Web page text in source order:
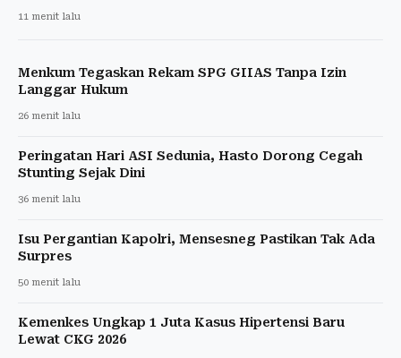
11 menit lalu
Menkum Tegaskan Rekam SPG GIIAS Tanpa Izin
Langgar Hukum
26 menit lalu
Peringatan Hari ASI Sedunia, Hasto Dorong Cegah
Stunting Sejak Dini
36 menit lalu
Isu Pergantian Kapolri, Mensesneg Pastikan Tak Ada
Surpres
50 menit lalu
Kemenkes Ungkap 1 Juta Kasus Hipertensi Baru
Lewat CKG 2026